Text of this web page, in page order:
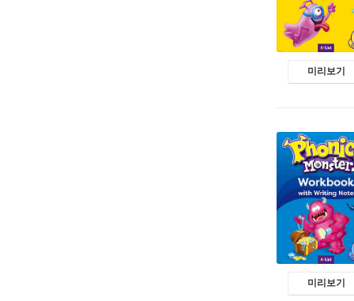
미리보기
미리보기